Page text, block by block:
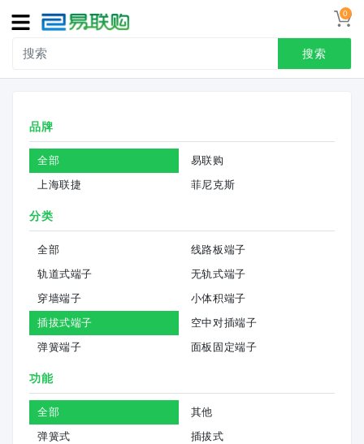
0
搜索
导
航
接线端子
冷压端头
品牌
全部
易联购
上海联捷
菲尼克斯
分类
全部
线路板端子
轨道式端子
无轨式端子
穿墙端子
小体积端子
插拔式端子
空中对插端子
弹簧端子
面板固定端子
功能
全部
其他
弹簧式
插拔式